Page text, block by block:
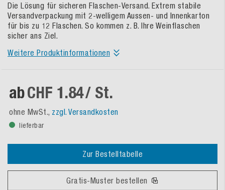
Die Lösung für sicheren Flaschen-Versand. Extrem stabile
Versandverpackung mit 2-welligem Aussen- und Innenkarton
für bis zu 12 Flaschen. So kommen z. B. Ihre Weinflaschen
sicher ans Ziel.
Weitere Produktinformationen
abCHF 1.84/ St.
ohne MwSt., zzgl. Versandkosten
lieferbar
Zur Bestelltabelle
Gratis-Muster bestellen